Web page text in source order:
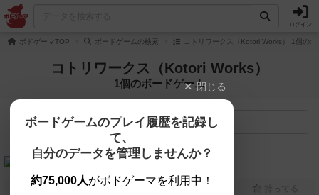
ログイン
ボドゲーマTOP ボードゲームの検索 コトリワークス（Kotori Works） 1個のボ
コトリワークス（Kotori Works）
1個のボードゲーム
検索メニュー
カコミスト（KAKOMIST）
持ってる
閉じる
ボードゲームのプレイ履歴を記録し
て、
自分のデータを管理しませんか？
約75,000人がボドゲーマを利用中！